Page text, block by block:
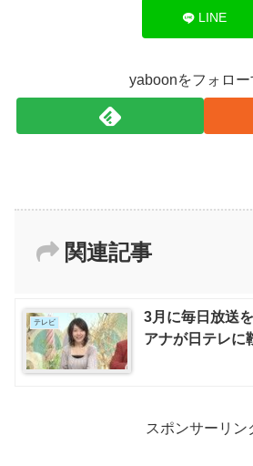
LINE
yaboonをフォロー
関連記事
テレビ
3月に毎日放送
アナが日テレに
スポンサーリン